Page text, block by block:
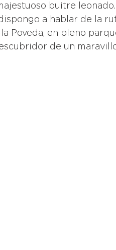
buitre
a hablar de la
Poveda, en pleno
de un